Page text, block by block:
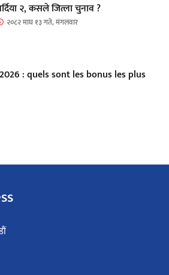
२, कसले जित्ला चुनाव ?
२०८२ माघ १३ गते, मंगलवार
: quels sont les bonus les plus